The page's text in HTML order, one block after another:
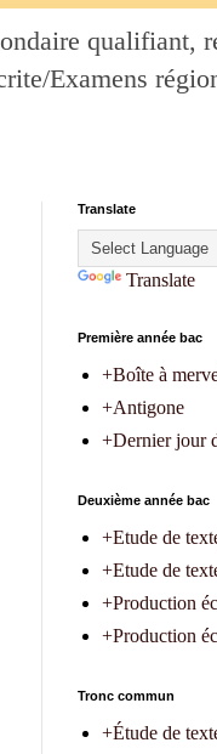
qualifiant,
Examens
Translate
Translate
Première année bac
+Boîte à
+Antigone
+Dernier jour
Deuxième année bac
+Etude de
+Etude de
+Production
+Production
Tronc commun
+Étude de